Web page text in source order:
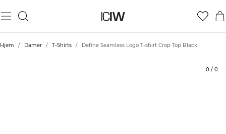
Hjem / Damer / T-Shirts / Define Seamless Logo T-shirt Crop Top Black
0 / 0